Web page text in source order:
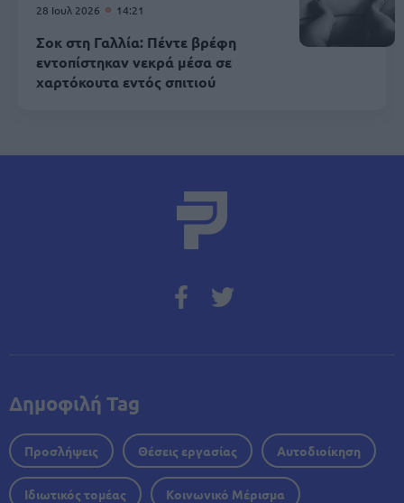
28 Ιουλ 2026 14:21
Σοκ στη Γαλλία: Πέντε βρέφη
εντοπίστηκαν νεκρά μέσα σε
χαρτόκουτα εντός σπιτιού
Δημοφιλή Tag
Προσλήψεις Θέσεις εργασίας Αυτοδιοίκηση
Ιδιωτικός τομέας Κοινωνικό Μέρισμα